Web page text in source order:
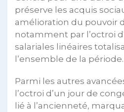
préserve les acquis
amélioration du pouvoir
notamment par l’octroi
salariales linéaires
l’ensemble de la période.
Parmi les autres
l’octroi d’un jour de
lié à l’ancienneté,